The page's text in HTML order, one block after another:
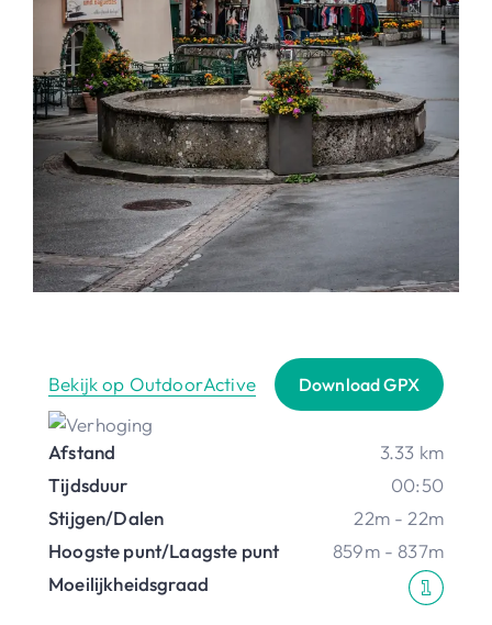
Bekijk op OutdoorActive Download GPX
Afstand
3.33 km
Tijdsduur
00:50
Stijgen/Dalen
22m - 22m
Hoogste punt/Laagste punt
859m - 837m
Moeilijkheidsgraad